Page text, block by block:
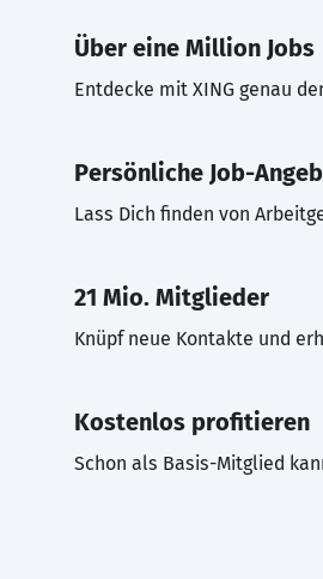
Über eine Million Jobs
Entdecke mit XING genau
Persönliche Job-
Lass Dich finden von
21 Mio. Mitglieder
Knüpf neue Kontakte und
Kostenlos profitieren
Schon als Basis-Mitglied